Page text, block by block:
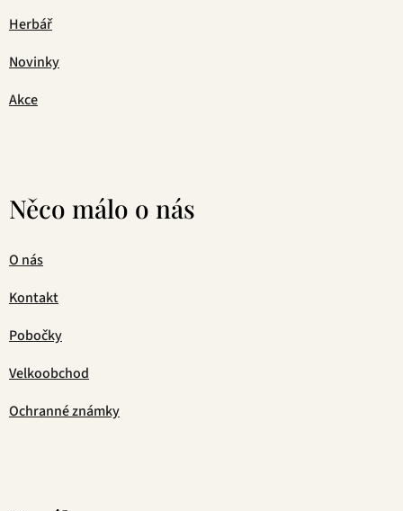
Herbář
Novinky
Akce
Něco málo o nás
O nás
Kontakt
Pobočky
Velkoobchod
Ochranné známky